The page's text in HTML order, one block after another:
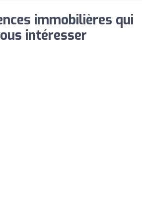
immobilières qui
intéresser